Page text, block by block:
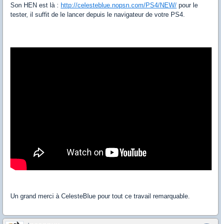
Son HEN est là : http://celesteblue.nopsn.com/PS4/NEW/ pour le
tester, il suffit de le lancer depuis le navigateur de votre PS4.
Un grand merci à CelesteBlue pour tout ce travail remarquable.